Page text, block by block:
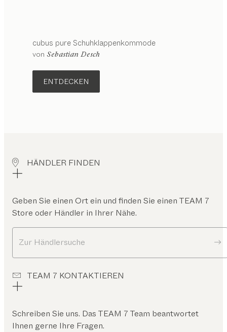
cubus pureSchuhklappenkommode
von Sebastian Desch
ENTDECKEN
HÄNDLER FINDEN
Geben Sie einen Ort ein und finden Sie einen TEAM 7
Store oder Händler in Ihrer Nähe.
Zur Händlersuche
TEAM 7 KONTAKTIEREN
Schreiben Sie uns. Das TEAM 7 Team beantwortet
Ihnen gerne Ihre Fragen.